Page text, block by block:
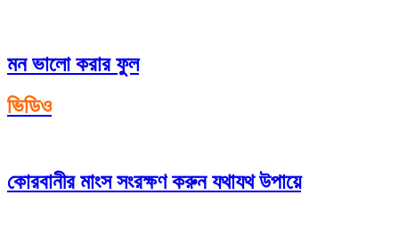
মন ভালো করার ফুল
ভিডিও
কোরবানীর মাংস সংরক্ষণ করুন যথাযথ উপায়ে